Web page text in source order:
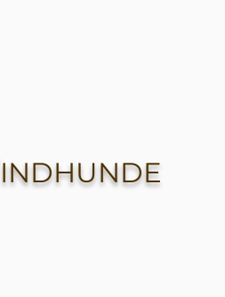
INDHUNDE